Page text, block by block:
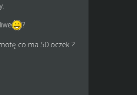
?
co ma 50 oczek ?